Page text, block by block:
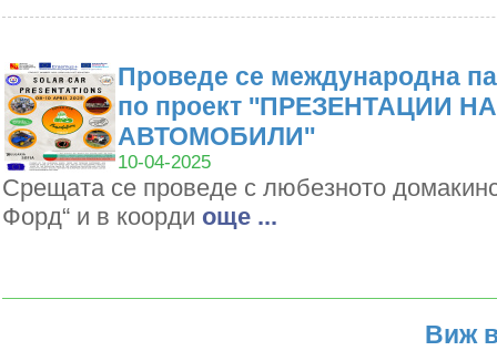
Проведе се международна
по проект ''ПРЕЗЕНТАЦИИ
АВТОМОБИЛИ''
10-04-2025
Срещата се проведе с любезното
Форд“ и в коорди oще ...
Виж